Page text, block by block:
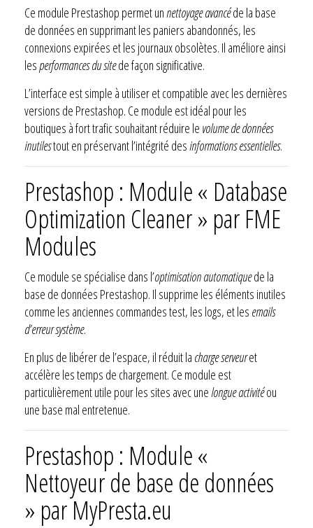
Ce module Prestashop permet un nettoyage avancéde la base
de données en supprimant les paniers abandonnés, les
connexions expirées et les journaux obsolètes. Il améliore ainsi
lesperformances du sitede façon significative.
L’interface est simple à utiliser et compatible avec les dernières
versions de Prestashop. Ce module est idéal pour les
boutiques à fort trafic souhaitant réduire le volume de données
inutilestout en préservant l’intégrité desinformations essentielles.
Prestashop : Module « Database
Optimization Cleaner » par FME
Modules
Ce module se spécialise dans l’optimisation automatiquede la
base de données Prestashop. Il supprime les éléments inutiles
comme les anciennes commandes test, les logs, et les emails
d’erreur système.
En plus de libérer de l’espace, il réduit la charge serveuret
accélère les temps de chargement. Ce module est
particulièrement utile pour les sites avec une longue activitéou
une base mal entretenue.
Prestashop : Module «
Nettoyeur de base de données
» par MyPresta.eu